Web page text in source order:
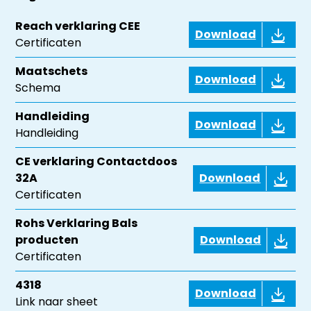
Reach verklaring CEE
Certificaten
Download
Maatschets
Schema
Download
Handleiding
Handleiding
Download
CE verklaring Contactdoos
32A
Certificaten
Download
Rohs Verklaring Bals
producten
Certificaten
Download
4318
Link naar sheet
Download